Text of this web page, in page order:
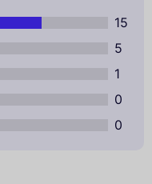
15
5
1
0
0